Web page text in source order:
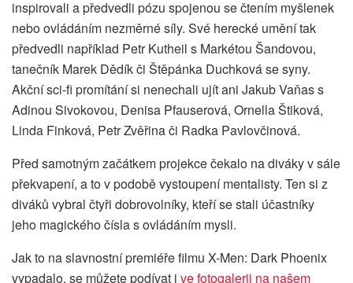
inspirovali a předvedli pózu spojenou se čtením myšlenek
nebo ovládáním nezměrné síly. Své herecké umění tak
předvedli například Petr Kutheil s Markétou Šandovou,
tanečník Marek Dědík či Štěpánka Duchková se syny.
Akční sci-fi promítání si nenechali ujít ani Jakub Vaňas s
Adinou Sivokovou, Denisa Pfauserová, Ornella Štiková,
Linda Finková, Petr Zvěřina či Radka Pavlovčinová.
Před samotným začátkem projekce čekalo na diváky v sále
překvapení, a to v podobě vystoupení mentalisty. Ten si z
diváků vybral čtyři dobrovolníky, kteří se stali účastníky
jeho magického čísla s ovládáním mysli.
Jak to na slavnostní premiéře filmu X-Men: Dark Phoenix
vypadalo, se můžete podívat i ve fotogalerii na našem